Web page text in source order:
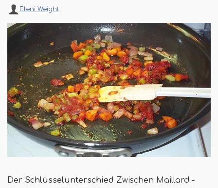
Eleni Weight
Der Schlüsselunterschied Zwischen Maillard -